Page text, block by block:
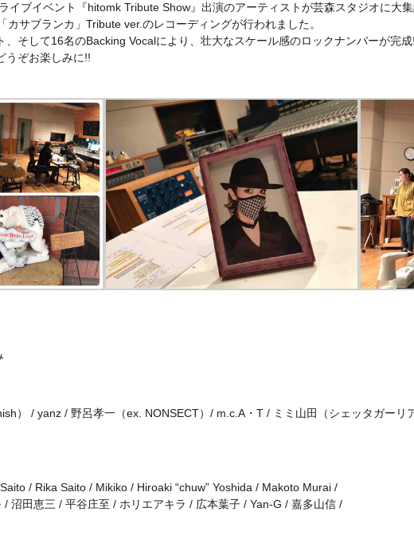
イブイベント『hitomk Tribute Show』出演のアーティストが芸森スタジオに大
カサブランカ」Tribute ver.のレコーディングが行われました。
、そして16名のBacking Vocalにより、壮大なスケール感のロックナンバーが完
うぞお楽しみに!!
） / yanz / 野呂孝一（ex. NONSECT）/ m.c.A・T / ミミ山田（シェッタガーリ
/ Rika Saito / Mikiko / Hiroaki “chuw” Yoshida / Makoto Murai /
/ 沼田恵三 / 平谷庄至 / ホリエアキラ / 広本葉子 / Yan-G / 嘉多山信 /